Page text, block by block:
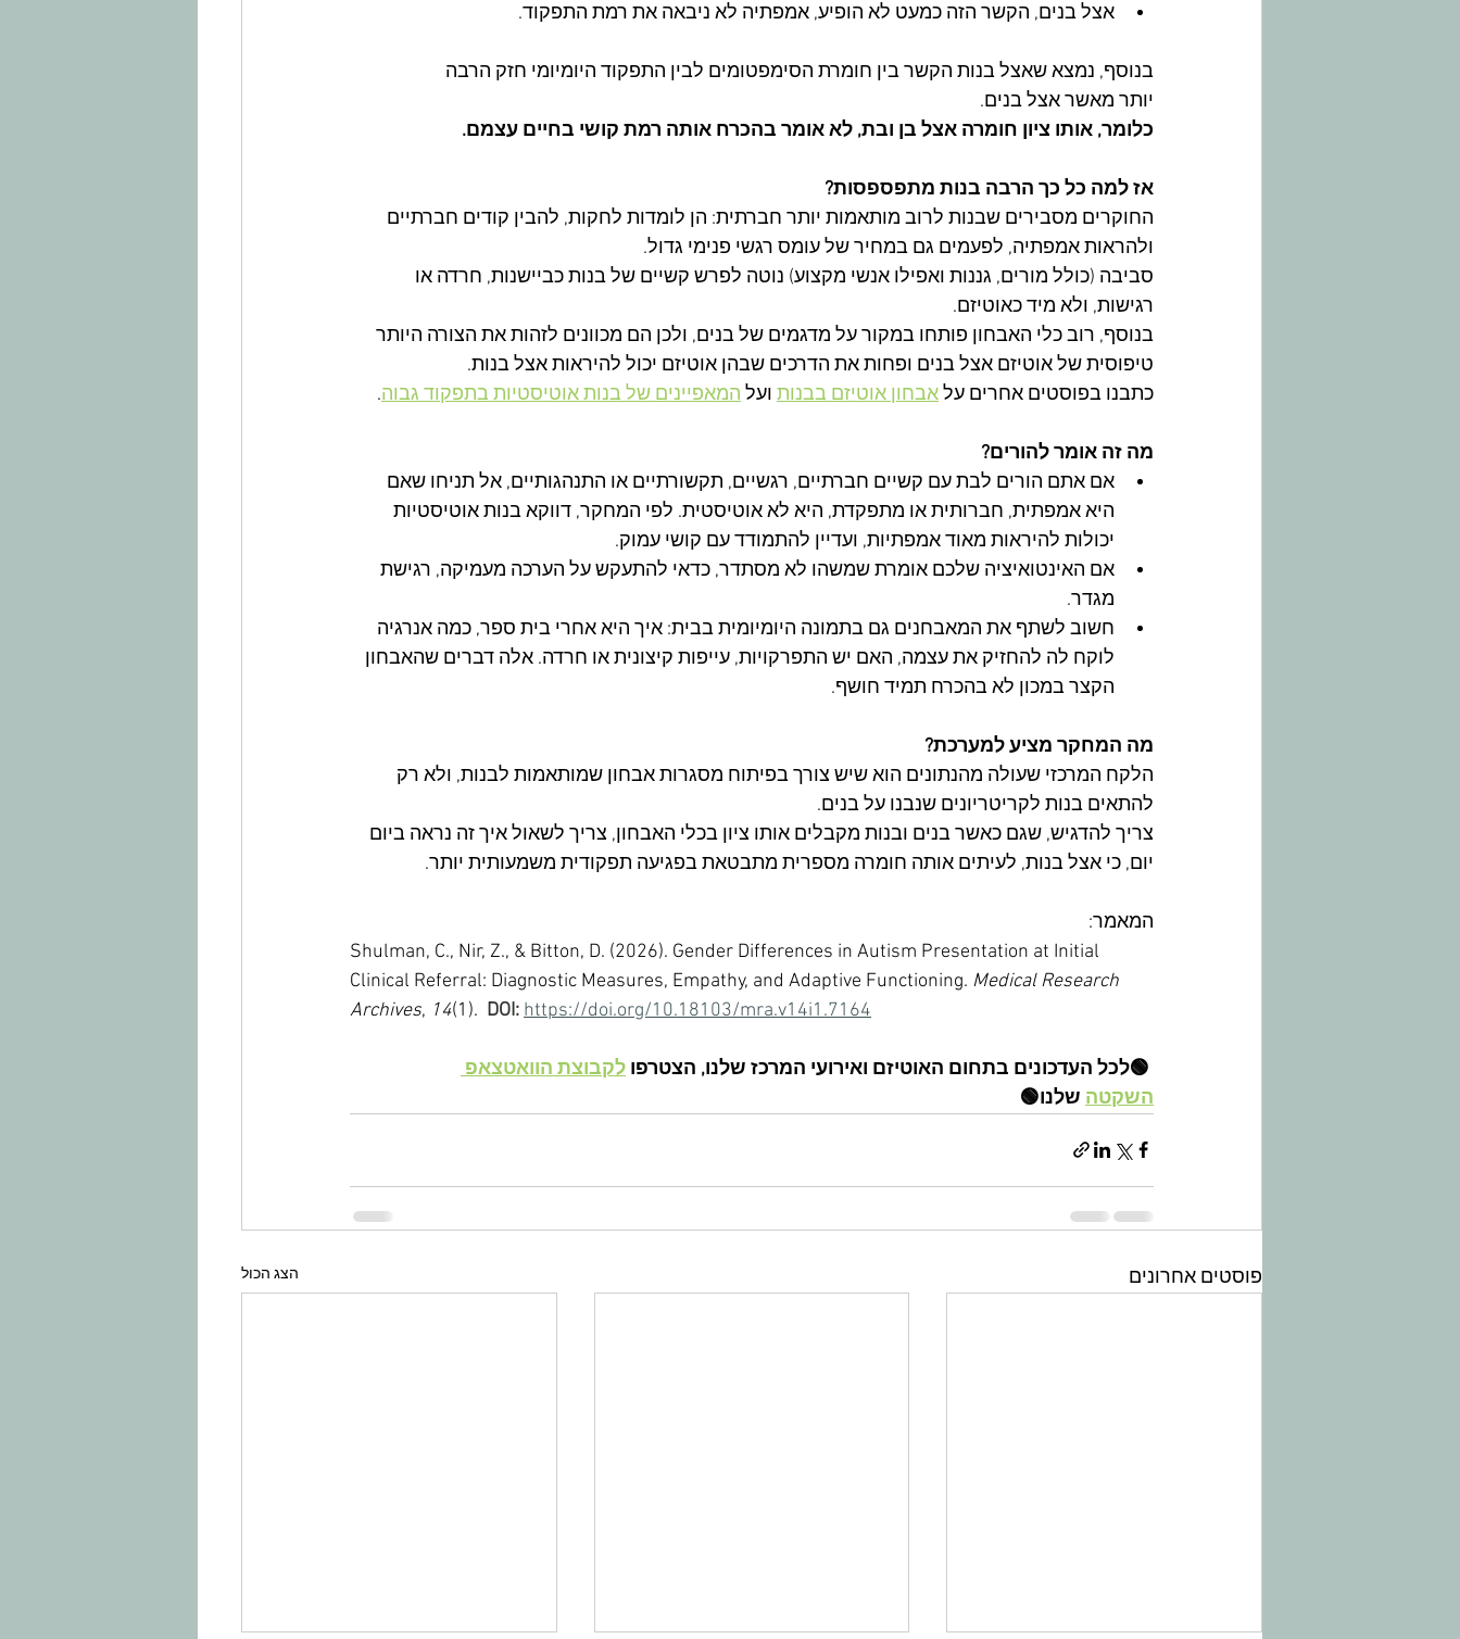
אצל בנים, הקשר הזה כמעט לא הופיע, אמפתיה לא ניבאה את רמת התפקוד.​
בנוסף, נמצא שאצל בנות הקשר בין חומרת הסימפטומים לבין התפקוד היומיומי חזק הרבה
יותר מאשר אצל בנים.​
כלומר, אותו ציון חומרה אצל בן ובת, לא אומר בהכרח אותה רמת קושי בחיים עצמם.
אז למה כל כך הרבה בנות מתפספסות?
החוקרים מסבירים שבנות לרוב מותאמות יותר חברתית: הן לומדות לחקות, להבין קודים חברתיים
ולהראות אמפתיה, לפעמים גם במחיר של עומס רגשי פנימי גדול.
​סביבה (כולל מורים, גננות ואפילו אנשי מקצוע) נוטה לפרש קשיים של בנות כביישנות, חרדה או
רגישות, ולא מיד כאוטיזם.​
בנוסף, רוב כלי האבחון פותחו במקור על מדגמים של בנים, ולכן הם מכוונים לזהות את הצורה היותר
טיפוסית של אוטיזם אצל בנים ופחות את הדרכים שבהן אוטיזם יכול להיראות אצל בנות.​
כתבנו בפוסטים אחרים על אבחון אוטיזם בבנות ועל המאפיינים של בנות אוטיסטיות בתפקוד גבוה.
מה זה אומר להורים?
אם אתם הורים לבת עם קשיים חברתיים, רגשיים, תקשורתיים או התנהגותיים, אל תניחו שאם
היא אמפתית, חברותית או מתפקדת, היא לא אוטיסטית. לפי המחקר, דווקא בנות אוטיסטיות
יכולות להיראות מאוד אמפתיות, ועדיין להתמודד עם קושי עמוק.​
אם האינטואיציה שלכם אומרת שמשהו לא מסתדר, כדאי להתעקש על הערכה מעמיקה, רגישת
מגדר.
חשוב לשתף את המאבחנים גם בתמונה היומיומית בבית: איך היא אחרי בית ספר, כמה אנרגיה
לוקח לה להחזיק את עצמה, האם יש התפרקויות, עייפות קיצונית או חרדה. אלה דברים שהאבחון
הקצר במכון לא בהכרח תמיד חושף.​
מה המחקר מציע למערכת?
הלקח המרכזי שעולה מהנתונים הוא שיש צורך בפיתוח מסגרות אבחון שמותאמות לבנות, ולא רק
להתאים בנות לקריטריונים שנבנו על בנים.
​צריך להדגיש, שגם כאשר בנים ובנות מקבלים אותו ציון בכלי האבחון, צריך לשאול איך זה נראה ביום
יום, כי אצל בנות, לעיתים אותה חומרה מספרית מתבטאת בפגיעה תפקודית משמעותית יותר.
המאמר:
Shulman, C., Nir, Z., & Bitton, D. (2026). Gender Differences in Autism Presentation at Initial
Clinical Referral: Diagnostic Measures, Empathy, and Adaptive Functioning. Medical Research
Archives, 14 DOI: https://doi.org/10.18103/mra.v14i1.7164
🟢לכל העדכונים בתחום האוטיזם ואירועי המרכז שלנו, הצטרפו לקבוצת הוואטצאפ
השקטה שלנו🟢
פוסטים אחרונים הצג הכול